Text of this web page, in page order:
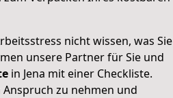
nicht wissen, was Sie
unsere Partner für Sie und
in Jena mit einer Checkliste.
zu nehmen und